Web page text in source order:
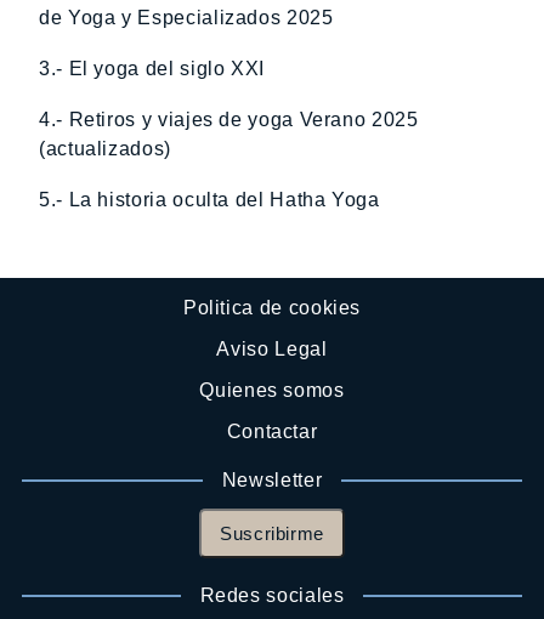
de Yoga y Especializados 2025
3.- El yoga del siglo XXI
4.- Retiros y viajes de yoga Verano 2025
(actualizados)
5.- La historia oculta del Hatha Yoga
Politica de cookies
Aviso Legal
Quienes somos
Contactar
Newsletter
Suscribirme
Redes sociales